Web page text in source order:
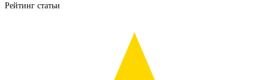
Рейтинг статьи